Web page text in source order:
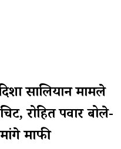
सालियान मामले
रोहित पवार बोले-
माफी